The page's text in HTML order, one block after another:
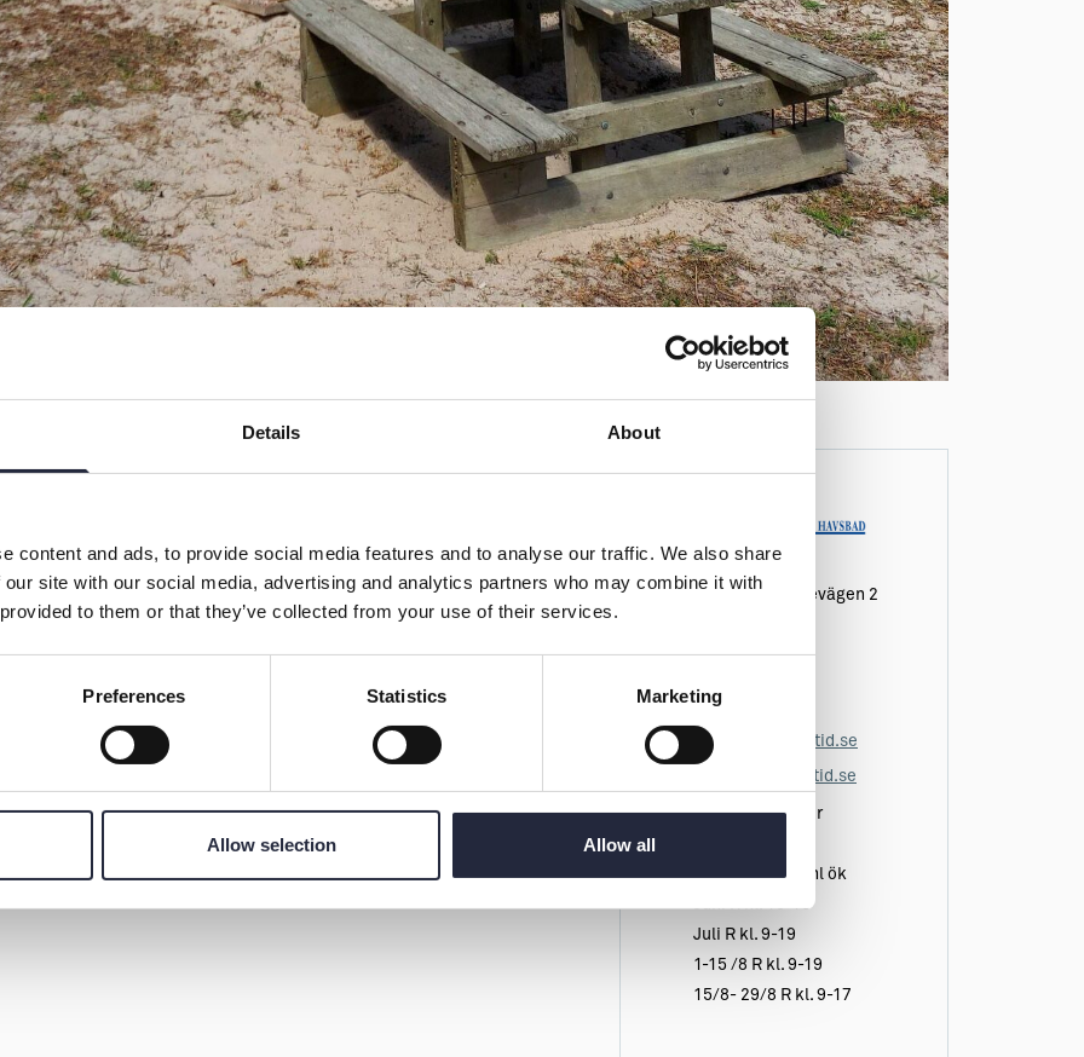
Details About
content and ads, to provide social media features and to analyse our traffic. We also share
site with our social media, advertising and analytics partners who may combine it with
to them or that they’ve collected from your use of their services.
Preferences Statistics Marketing
Allow selection Allow all
Höstlov
närheten till havet.
till havet.
Gothem Åminnevägen 2
0498-340 11
info@aminnefritid.se
www.aminnefritid.se
Maj - September
Maj - R öppet enl ök
Juni R kl. 10-16
Juli R kl. 9-19
1-15 /8 R kl. 9-19
15/8- 29/8 R kl. 9-17